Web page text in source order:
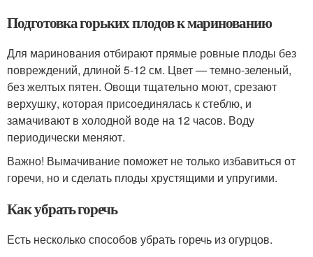
Подготовка горьких плодов к маринованию
Для маринования отбирают прямые ровные плоды без
повреждений, длиной 5-12 см. Цвет — темно-зеленый,
без желтых пятен. Овощи тщательно моют, срезают
верхушку, которая присоединялась к стеблю, и
замачивают в холодной воде на 12 часов. Воду
периодически меняют.
Важно! Вымачивание поможет не только избавиться от
горечи, но и сделать плоды хрустящими и упругими.
Как убрать горечь
Есть несколько способов убрать горечь из огурцов.